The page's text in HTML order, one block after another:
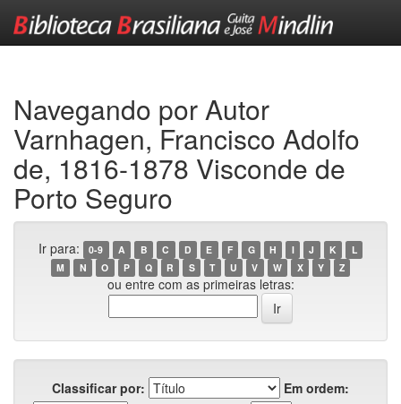
Navegando por Autor
Varnhagen, Francisco Adolfo
de, 1816-1878 Visconde de
Porto Seguro
Ir para: 0-9 A B C D E F G H I J K
L
M
N O P Q R S T U V W X Y Z
ou entre com as primeiras letras:
Classificar por:
Em ordem: